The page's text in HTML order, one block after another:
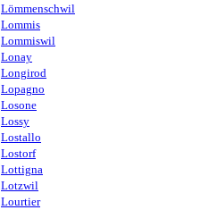
Lömmenschwil
Lommis
Lommiswil
Lonay
Longirod
Lopagno
Losone
Lossy
Lostallo
Lostorf
Lottigna
Lotzwil
Lourtier